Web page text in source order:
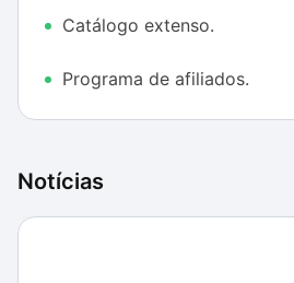
Catálogo extenso.
Programa de afiliados.
Notícias